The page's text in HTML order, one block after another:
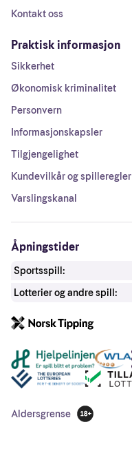
Kontakt oss
Praktisk informasjon
Sikkerhet
Økonomisk kriminalitet
Personvern
Informasjonskapsler
Tilgjengelighet
Kundevilkår og spilleregler
Varslingskanal
Åpningstider
Sportsspill:
Lotterier og andre spill:
Andre lenker
Aldersgrense
18 år